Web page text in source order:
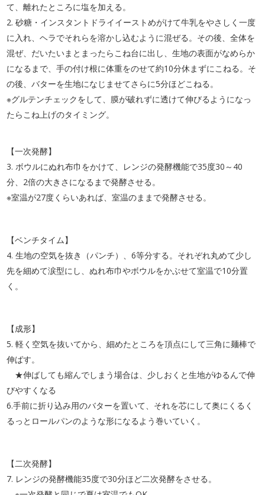
て、離れたところに塩を加える。
2. 砂糖・インスタントドライイーストめがけて牛乳をやさしく一度
に入れ、ヘラでそれらを溶かし込むように混ぜる。その後、全体を
混ぜ、だいたいまとまったらこね台に出し、生地の表面がなめらか
になるまで、手の付け根に体重をのせて約10分休まずにこねる。そ
の後、バターを生地になじませてさらに5分ほどこねる。
※グルテンチェックをして、膜が破れずに透けて伸びるようになっ
たらこね上げのタイミング。
【一次発酵】
3. ボウルにぬれ布巾をかけて、レンジの発酵機能で35度30～40
分、2倍の大きさになるまで発酵させる。
※室温が27度くらいあれば、室温のままで発酵させる。
【ベンチタイム】
4. 生地の空気を抜き（パンチ）、6等分する。それぞれ丸めて少し
先を細めて涙型にし、ぬれ布巾やボウルをかぶせて室温で10分置
く。
【成形】
5. 軽く空気を抜いてから、細めたところを頂点にして三角に麺棒で
伸ばす。
★伸ばしても縮んでしまう場合は、少しおくと生地がゆるんで伸
びやすくなる
6.手前に折り込み用のバターを置いて、それを芯にして奥にくるく
るっとロールパンのような形になるよう巻いていく。
【二次発酵】
7. レンジの発酵機能35度で30分ほど二次発酵をさせる。